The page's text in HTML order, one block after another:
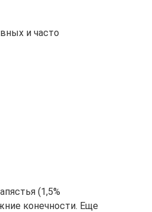
и часто
(1,5%
конечности. Еще